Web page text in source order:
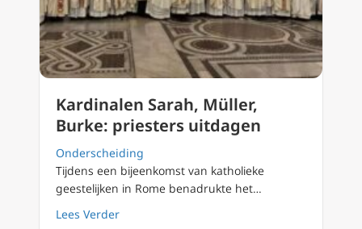
Kardinalen Sarah, Müller,
Burke: priesters uitdagen
Onderscheiding
Tijdens een bijeenkomst van katholieke
geestelijken in Rome benadrukte het…
Lees Verderabout Kardinalen Sarah, Müller, Burke: